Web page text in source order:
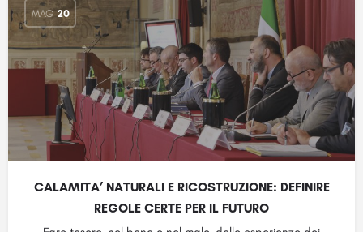
MAG 20
CALAMITA’ NATURALI E RICOSTRUZIONE: DEFINIRE
REGOLE CERTE PER IL FUTURO